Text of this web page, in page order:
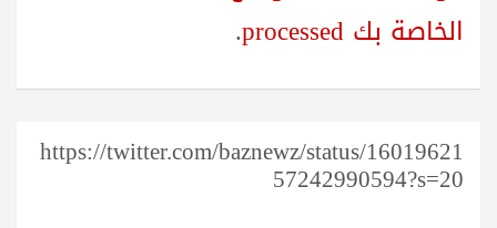
الخاصة بك processed
.
https://twitter.com/baznewz/status/16019621
57242990594?s=20